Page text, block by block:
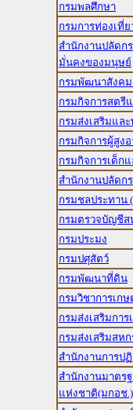
กรมพลศึกษา
กรมการท่องเที่ย
สำนักงานปลัดก
มั่นคงของมนุษย์
กรมพัฒนาสังคม
กรมกิจการสตรี
กรมส่งเสริมแ
กรมกิจการผู้สูงอ
กรมกิจการเด็ก
สำนักงานปลัดก
กรมชลประทาน
กรมตรวจบัญชี
กรมประมง
กรมปศุสัตว์
กรมพัฒนาที่ดิน
กรมวิชาการเกษ
กรมส่งเสริมการ
กรมส่งเสริมสห
สำนักงานการป
สำนักงานมาตร
แห่งชาติ(มกอช.)